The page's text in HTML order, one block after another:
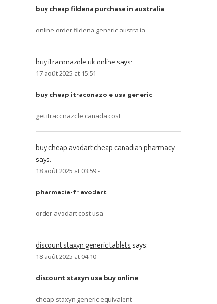
buy cheap fildena purchase in australia
online order fildena generic australia
buy itraconazole uk onlinesays:
17 août 2025 at 15:51 -
buy cheap itraconazole usa generic
get itraconazole canada cost
buy cheap avodart cheap canadian pharmacy
says:
18 août 2025 at 03:59 -
pharmacie-fr avodart
order avodart cost usa
discount staxyn generic tabletssays:
18 août 2025 at 04:10 -
discount staxyn usa buy online
cheap staxyn generic equivalent